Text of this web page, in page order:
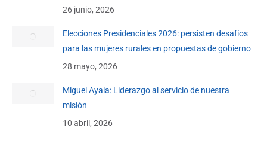
26 junio, 2026
Elecciones Presidenciales 2026: persisten desafíos
para las mujeres rurales en propuestas de gobierno
28 mayo, 2026
Miguel Ayala: Liderazgo al servicio de nuestra
misión
10 abril, 2026